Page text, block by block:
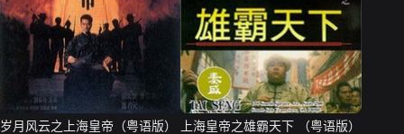
岁月风云之上海皇帝（粤语版）
上海皇帝之雄霸天下 （粤语版）